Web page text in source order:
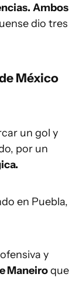
Ambos
dio tres
México
un gol y
por un
en Puebla,
y
Maneiroque